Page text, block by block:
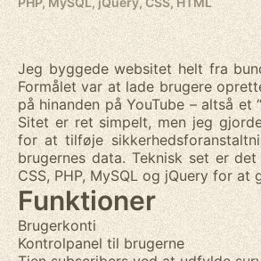
Jeg byggede websitet helt fra
Formålet var at lade brugere
på hinanden på YouTube – altså et
Sitet er ret simpelt, men jeg
for at tilføje
brugernes data. Teknisk set er
CSS, PHP, MySQL og jQuery for at
Funktioner
Brugerkonti
Kontrolpanel til brugerne